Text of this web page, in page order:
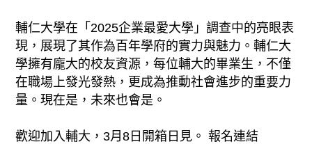
輔仁大學在「2025企業最愛大學」調查中的亮眼表
現，展現了其作為百年學府的實力與魅力。輔仁大
學擁有龐大的校友資源，每位輔大的畢業生，不僅
在職場上發光發熱，更成為推動社會進步的重要力
量。現在是，未來也會是。
歡迎加入輔大，3月8日開箱日見。 報名連結